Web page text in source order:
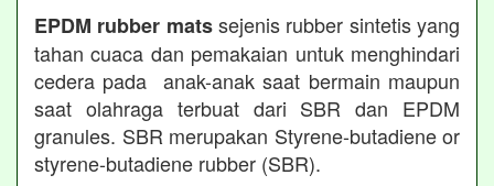
EPDM rubber matssejenis rubber sintetis yang
tahan cuaca dan pemakaian untuk menghindari
cedera pada anak-anak saat bermain maupun
saat olahraga terbuat dari SBR dan EPDM
granules. SBR merupakan Styrene-butadiene or
styrene-butadiene rubber (SBR).